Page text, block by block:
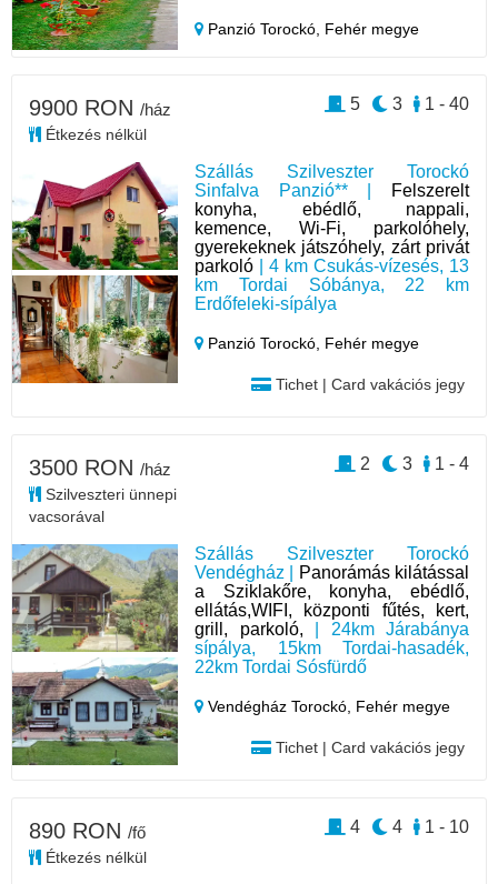
Panzió Torockó, Fehér megye
Szállás Szilveszter Torockó
Sinfalva Panzió** |
Felszerelt
konyha, ebédlő, nappali,
kemence, Wi-Fi, parkolóhely,
gyerekeknek játszóhely, zárt privát
parkoló | 4 km Csukás-vízesés, 13
km Tordai Sóbánya, 22 km
Erdőfeleki-sípálya
Panzió Torockó, Fehér megye
Tichet | Card vakációs jegy
9900 RON /ház
Étkezés nélkül
1 - 40
3
5
Szállás Szilveszter Torockó
Vendégház |
Panorámás kilátással
a Sziklakőre, konyha, ebédlő,
ellátás,WIFI, központi fűtés, kert,
grill, parkoló, | 24km Járabánya
sípálya, 15km Tordai-hasadék,
22km Tordai Sósfürdő
Vendégház Torockó, Fehér megye
Tichet | Card vakációs jegy
3500 RON /ház
Szilveszteri ünnepi
vacsorával
1 - 4
3
2
890 RON /fő
Étkezés nélkül
1 - 10
4
4